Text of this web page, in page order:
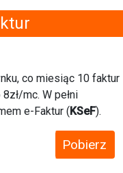
co miesiąc 10 faktur
mc. W pełni
e-Faktur ( KSeF).
Pobierz